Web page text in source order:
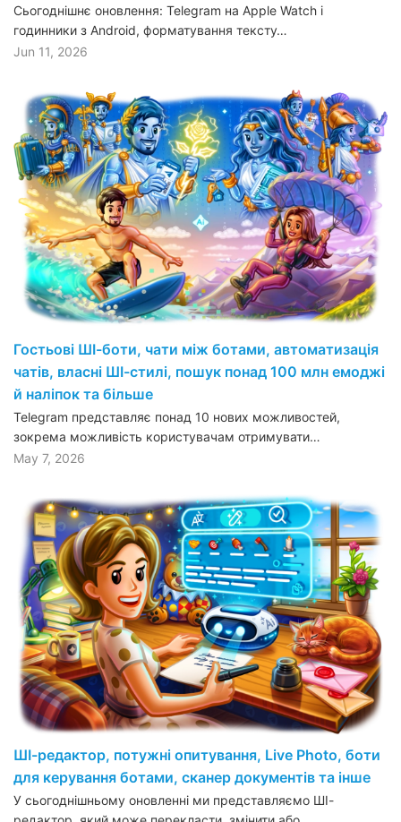
Сьогоднішнє оновлення: Telegram на Apple Watch і
годинники з Android, форматування тексту…
Jun 11, 2026
Гостьові ШІ-боти, чати між ботами, автоматизація
чатів, власні ШІ-стилі, пошук понад 100 млн емоджі
й наліпок та більше
Telegram представляє понад 10 нових можливостей,
зокрема можливість користувачам отримувати…
May 7, 2026
ШІ-редактор, потужні опитування, Live Photo, боти
для керування ботами, сканер документів та інше
У сьогоднішньому оновленні ми представляємо ШІ-